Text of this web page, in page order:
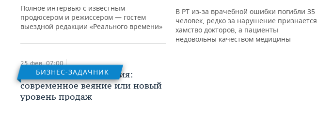
Полное интервью с известным
продюсером и режиссером — гостем
выездной редакции «Реального времени»
БИЗНЕС-ЗАДАЧНИК
25 фев, 07:00
Электронная коммерция:
современное веяние или новый
уровень продаж
В РТ из-за врачебной ошибки погибли 35
человек, редко за нарушение признается
хамство докторов, а пациенты
недовольны качеством медицины